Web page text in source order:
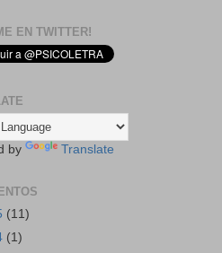
EN TWITTER!
by Translate
(11)
(1)